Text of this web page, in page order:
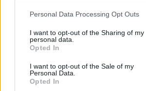
Personal Data Processing Opt Outs
I want to opt-out of the Sharing of my
personal data.
Opted In
I want to opt-out of the Sale of my
Personal Data.
Opted In
Más de 20
Sectores y actividades